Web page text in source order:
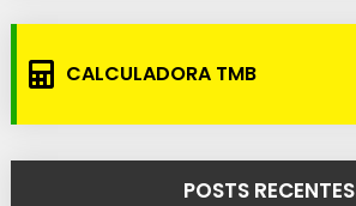
CALCULADORA TMB
POSTS RECENTES